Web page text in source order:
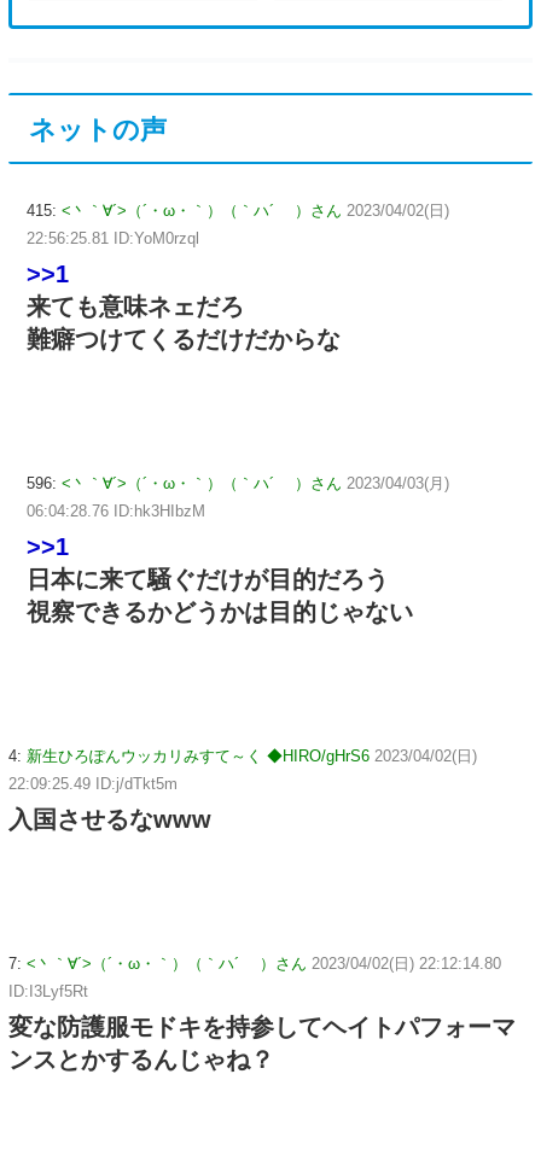
ネットの声
415: <丶｀∀´>（´・ω・｀）（｀ハ´ ）さん 2023/04/02(日)
22:56:25.81 ID:YoM0rzql
>>1
来ても意味ネェだろ
難癖つけてくるだけだからな
596: <丶｀∀´>（´・ω・｀）（｀ハ´ ）さん 2023/04/03(月)
06:04:28.76 ID:hk3HIbzM
>>1
日本に来て騒ぐだけが目的だろう
視察できるかどうかは目的じゃない
4: 新生ひろぽんウッカリみすて～く ◆HIRO/gHrS6 2023/04/02(日)
22:09:25.49 ID:j/dTkt5m
入国させるなwww
7: <丶｀∀´>（´・ω・｀）（｀ハ´ ）さん 2023/04/02(日) 22:12:14.80
ID:I3Lyf5Rt
変な防護服モドキを持参してヘイトパフォーマ
ンスとかするんじゃね？